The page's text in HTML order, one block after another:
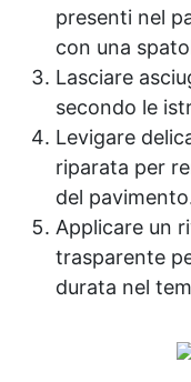
presenti nel
con una
Lasciare
secondo le
Levigare
riparata per
del
Applicare un
trasparente
durata nel